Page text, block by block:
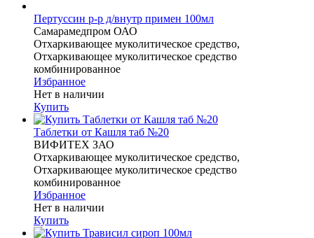
Пертуссин р-р д/внутр примен 100мл
Самарамедпром ОАО
Отхаркивающее муколитическое средство,
Отхаркивающее муколитическое средство
комбинированное
Избранное
Нет в наличии
Купить
Таблетки от Кашля таб №20
ВИФИТЕХ ЗАО
Отхаркивающее муколитическое средство,
Отхаркивающее муколитическое средство
комбинированное
Избранное
Нет в наличии
Купить